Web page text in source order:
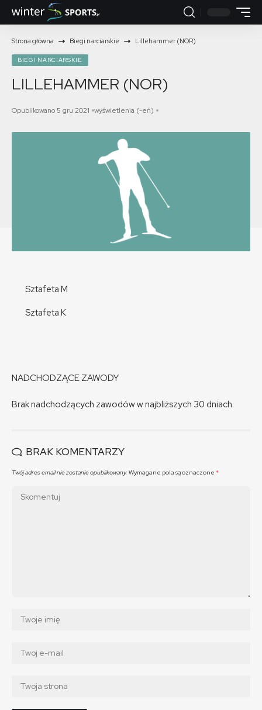
Strona główna Biegi narciarskie Lillehammer (NOR)
BIEGI NARCIARSKIE
LILLEHAMMER (NOR)
Opublikowano 5 gru 2021 wyświetlenia (-eń)
Sztafeta M
Sztafeta K
NADCHODZĄCE ZAWODY
Brak nadchodzących zawodów w najbliższych 30 dniach.
BRAK KOMENTARZY
Twój adres email nie zostanie opublikowany. Wymagane pola są oznaczone *